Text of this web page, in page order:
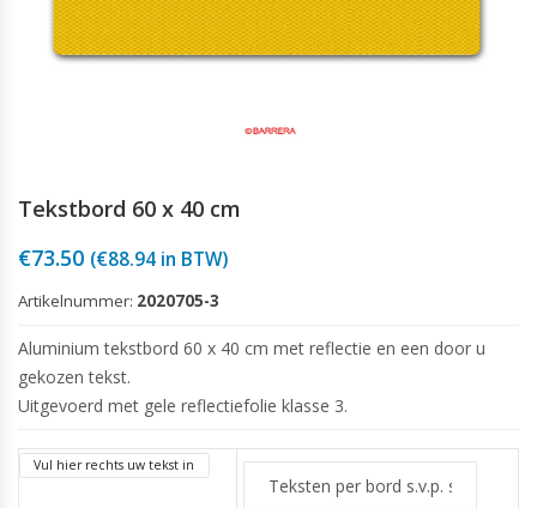
Tekstbord 60 x 40 cm
€73.50 (€88.94 in BTW)
Artikelnummer: 2020705-3
Aluminium tekstbord 60 x 40 cm met reflectie en een door u
gekozen tekst.
Uitgevoerd met gele reflectiefolie klasse 3.
Vul hier rechts uw tekst in